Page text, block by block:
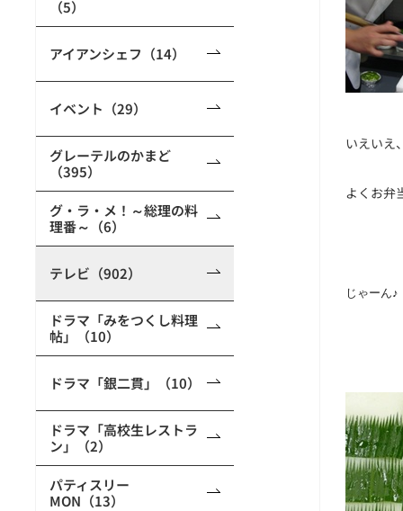
（5）
アイアンシェフ（14）
イベント（29）
グレーテルのかまど
（395）
グ・ラ・メ！～総理の料
理番～（6）
テレビ（902）
ドラマ「みをつくし料理
帖」（10）
ドラマ「銀二貫」（10）
ドラマ「高校生レストラ
ン」（2）
パティスリー
MON（13）
いえいえ
よくお弁
じゃーん